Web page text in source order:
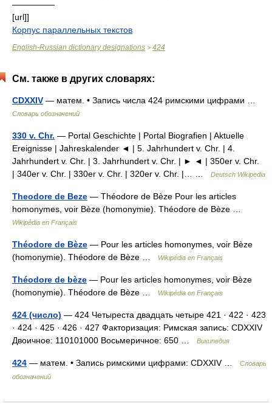
—————
[url]]
Корпус параллельных текстов
English-Russian dictionary designations > 424
См. также в других словарях:
CDXXIV — матем. • Запись числа 424 римскими цифрами …
Словарь обозначений
330 v. Chr. — Portal Geschichte | Portal Biografien | Aktuelle
Ereignisse | Jahreskalender ◄ | 5. Jahrhundert v. Chr. | 4.
Jahrhundert v. Chr. | 3. Jahrhundert v. Chr. | ► ◄ | 350er v. Chr.
| 340er v. Chr. | 330er v. Chr. | 320er v. Chr. |… …
Deutsch Wikipedia
Theodore de Beze — Théodore de Bèze Pour les articles
homonymes, voir Bèze (homonymie). Théodore de Bèze …
Wikipédia en Français
Théodore de Bèze — Pour les articles homonymes, voir Bèze
(homonymie). Théodore de Bèze …
Wikipédia en Français
Théodore de bèze — Pour les articles homonymes, voir Bèze
(homonymie). Théodore de Bèze …
Wikipédia en Français
424 (число) — 424 Четыреста двадцать четыре 421 · 422 · 423
· 424 · 425 · 426 · 427 Факторизация: Римская запись: CDXXIV
Двоичное: 110101000 Восьмеричное: 650 …
Википедия
424 — матем. • Запись римскими цифрами: CDXXIV …
Словарь
обозначений